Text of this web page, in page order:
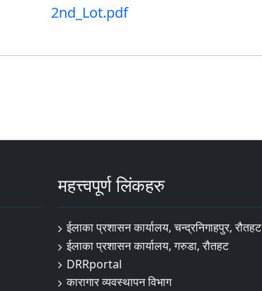
2nd_Lot.pdf
महत्त्वपूर्ण लिंकहरु
ईलाका प्रशासन कार्यालय, चन्द्रनिगाहपुर, रौतहट
ईलाका प्रशासन कार्यालय, गरुडा, रौतहट
DRRportal
कारागार व्यवस्थापन विभाग